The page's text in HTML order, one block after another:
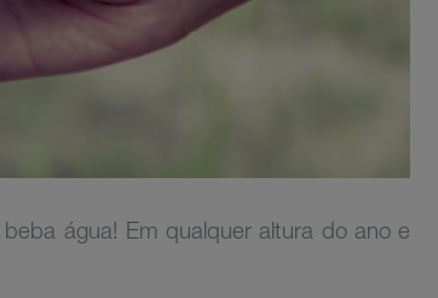
água! Em qualquer altura do ano e